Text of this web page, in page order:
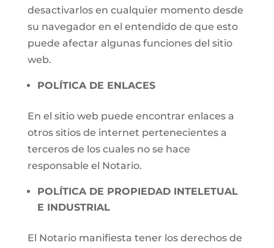
desactivarlos en cualquier momento desde
su navegador en el entendido de que esto
puede afectar algunas funciones del sitio
web.
POLÍTICA DE ENLACES
En el sitio web puede encontrar enlaces a
otros sitios de internet pertenecientes a
terceros de los cuales no se hace
responsable el Notario.
POLÍTICA DE PROPIEDAD INTELETUAL
E INDUSTRIAL
El Notario manifiesta tener los derechos de